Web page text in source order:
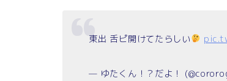
東出 舌ピ開けてたらしい
— ゆたくん！？だよ！